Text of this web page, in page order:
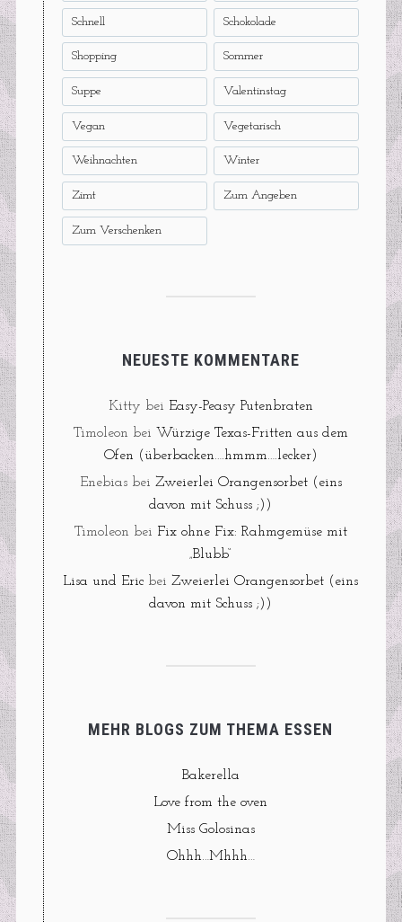
Schnell Schokolade
Shopping Sommer
Suppe Valentinstag
Vegan Vegetarisch
Weihnachten Winter
Zimt Zum Angeben
Zum Verschenken
NEUESTE KOMMENTARE
Kitty bei Easy-Peasy Putenbraten
Timoleon bei Würzige Texas-Fritten aus dem
Ofen (überbacken….hmmm….lecker)
Enebiasbei Zweierlei Orangensorbet (eins
davon mit Schuss ;))
Timoleon bei Fix ohne Fix: Rahmgemüse mit
„Blubb“
Lisa und Eric bei Zweierlei Orangensorbet (eins
davon mit Schuss ;))
MEHR BLOGS ZUM THEMA ESSEN
Bakerella
Love from the oven
Miss Golosinas
Ohhh…Mhhh…